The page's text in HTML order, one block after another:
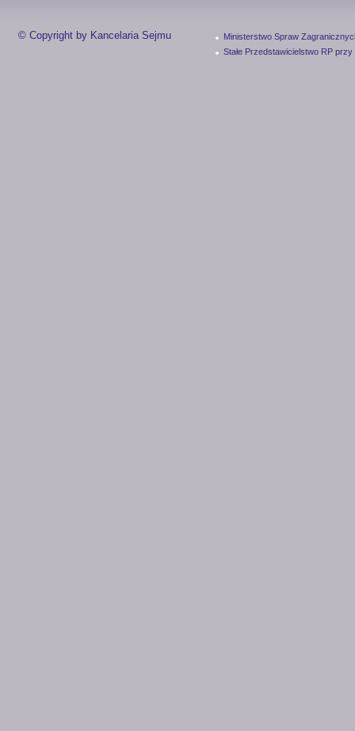
© Copyright by Kancelaria Sejmu
Ministerstwo Spraw
Stałe Przedstawicielstwo RP przy